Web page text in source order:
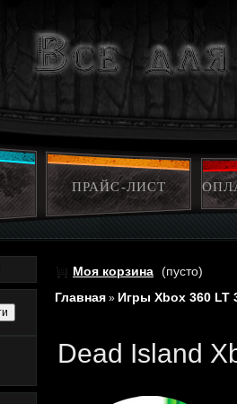
ПРАЙС-ЛИСТ
Моя корзина (пусто)
Главная » Игры Xbox 360 LT
Dead Island